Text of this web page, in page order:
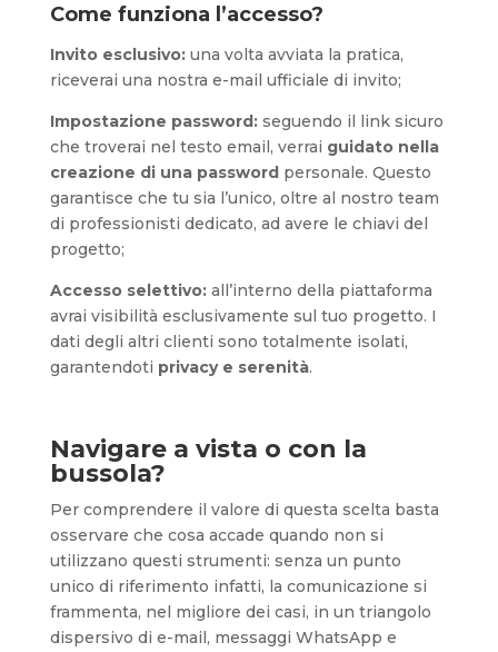
Come funziona l’accesso?
Invito esclusivo:una volta avviata la pratica,
riceverai una nostra e-mail ufficiale di invito;
Impostazione password:seguendo il link sicuro
che troverai nel testo email, verrai guidato nella
creazione di una passwordpersonale. Questo
garantisce che tu sia l’unico, oltre al nostro team
di professionisti dedicato, ad avere le chiavi del
progetto;
Accesso selettivo:all’interno della piattaforma
avrai visibilità esclusivamente sul tuo progetto. I
dati degli altri clienti sono totalmente isolati,
garantendoti privacy e serenità.
Navigare a vista o con la
bussola?
Per comprendere il valore di questa scelta basta
osservare che cosa accade quando non si
utilizzano questi strumenti: senza un punto
unico di riferimento infatti, la comunicazione si
frammenta, nel migliore dei casi, in un triangolo
dispersivo di e-mail, messaggi WhatsApp e